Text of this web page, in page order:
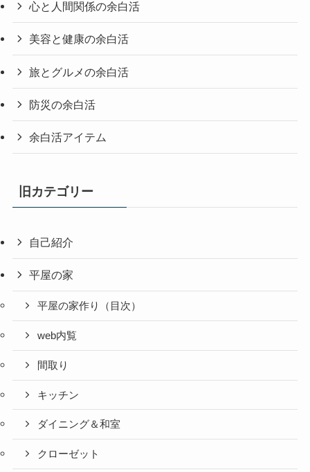
心と人間関係の余白活
美容と健康の余白活
旅とグルメの余白活
防災の余白活
余白活アイテム
旧カテゴリー
自己紹介
平屋の家
平屋の家作り（目次）
web内覧
間取り
キッチン
ダイニング＆和室
クローゼット